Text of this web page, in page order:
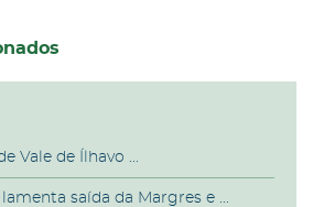
Vale de Ílhavo ...
saída da Margres e ...